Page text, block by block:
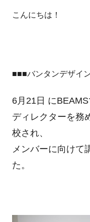
こんにちは！
■■■バンタンデザイ
6月21日 に
ディレクターを務
校され、
メンバーに向けて
た。